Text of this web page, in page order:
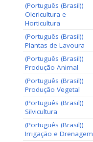
(Português (Brasil))
Olericultura e
Horticultura
(Português (Brasil))
Plantas de Lavoura
(Português (Brasil))
Produção Animal
(Português (Brasil))
Produção Vegetal
(Português (Brasil))
Silvicultura
(Português (Brasil))
Irrigação e Drenagem